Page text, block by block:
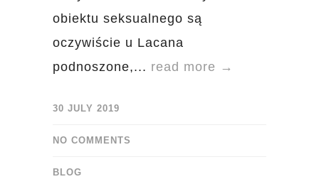
obiektu seksualnego są
oczywiście u Lacana
podnoszone,... read more →
30 JULY 2019
NO COMMENTS
BLOG